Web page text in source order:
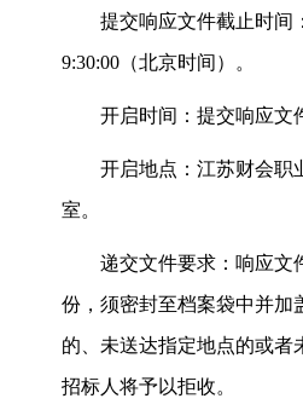
提交响应文件截止时间：
9:30:00（北京时间）。
开启时间：提交响应文
开启地点：江苏财会职
室。
递交文件要求：响应文
份，须密封至档案袋中并加
的、未送达指定地点的或者
招标人将予以拒收。